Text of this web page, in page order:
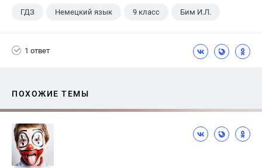
ГДЗ Немецкий язык 9 класс Бим И.Л.
1 ответ
ПОХОЖИЕ ТЕМЫ